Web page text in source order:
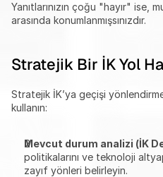
Yanıtlarınızın çoğu "hayır" ise,
arasında konumlanmışsınızdır.
Stratejik Bir İK Yol
Stratejik İK’ya geçişi
kullanın:
Mevcut durum analizi (İK
politikalarını ve teknoloji
zayıf yönleri belirleyin.